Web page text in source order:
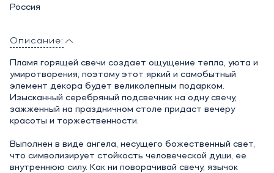
Россия
Описание:
Пламя горящей свечи создает ощущение тепла, уюта и
умиротворения, поэтому этот яркий и самобытный
элемент декора будет великолепным подарком.
Изысканный серебряный подсвечник на одну свечу,
зажженный на праздничном столе придаст вечеру
красоты и торжественности.
Выполнен в виде ангела, несущего божественный свет,
что символизирует стойкость человеческой души, ее
внутреннюю силу. Как ни поворачивай свечу, язычок